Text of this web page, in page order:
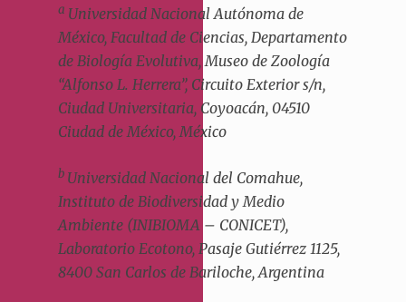
a Universidad Nacional Autónoma de
México, Facultad de Ciencias, Departamento
de Biología Evolutiva, Museo de Zoología
“Alfonso L. Herrera”, Circuito Exterior s/n,
Ciudad Universitaria, Coyoacán, 04510
Ciudad de México, México
b Universidad Nacional del Comahue,
Instituto de Biodiversidad y Medio
Ambiente (INIBIOMA – CONICET),
Laboratorio Ecotono, Pasaje Gutiérrez 1125,
8400 San Carlos de Bariloche, Argentina